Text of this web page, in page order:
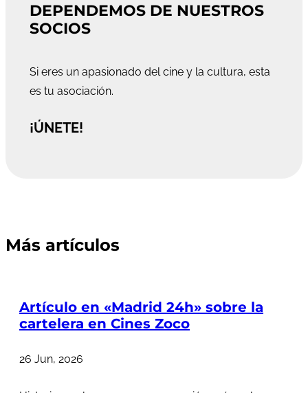
DEPENDEMOS DE NUESTROS
SOCIOS
Si eres un apasionado del cine y la cultura, esta
es tu asociación.
¡ÚNETE!
Más artículos
Artículo en «Madrid 24h» sobre la
cartelera en Cines Zoco
26 Jun, 2026